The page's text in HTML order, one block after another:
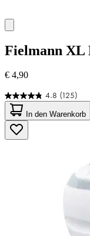
Fielmann XL
€ 4,90
4.8 (125)
4.8
von
5
Sternen.
125
In den Warenkorb